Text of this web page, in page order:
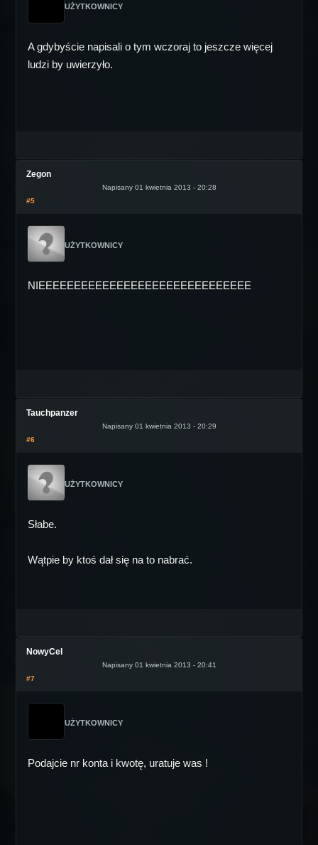
UŻYTKOWNICY
A gdybyście napisali o tym wczoraj to jeszcze więcej
ludzi by uwierzyło.
Zegon
Napisany 01 kwietnia 2013 - 20:28
#5
UŻYTKOWNICY
NIEEEEEEEEEEEEEEEEEEEEEEEEEEEEEE
Tauchpanzer
Napisany 01 kwietnia 2013 - 20:29
#6
UŻYTKOWNICY
Słabe.
Wątpie by ktoś dał się na to nabrać.
NowyCel
Napisany 01 kwietnia 2013 - 20:41
#7
UŻYTKOWNICY
Podajcie nr konta i kwotę, uratuje was !